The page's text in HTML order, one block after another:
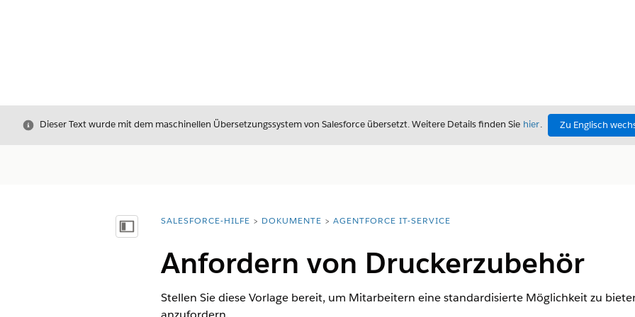
Schließen
Dieser Text wurde mit dem maschinellen Übersetzungssystem von Salesforce übersetzt. Weitere Details finden Sie hier. Zu Englisch
Inhalt anzeigenSie befinden sich hier:
SALESFORCE-HILFE DOKUMENTE AGENTFORCE IT-SERVICE
Anfordern von Druckerzubehör
Stellen Sie diese Vorlage bereit, um Mitarbeitern eine standardisierte Möglichkeit zu